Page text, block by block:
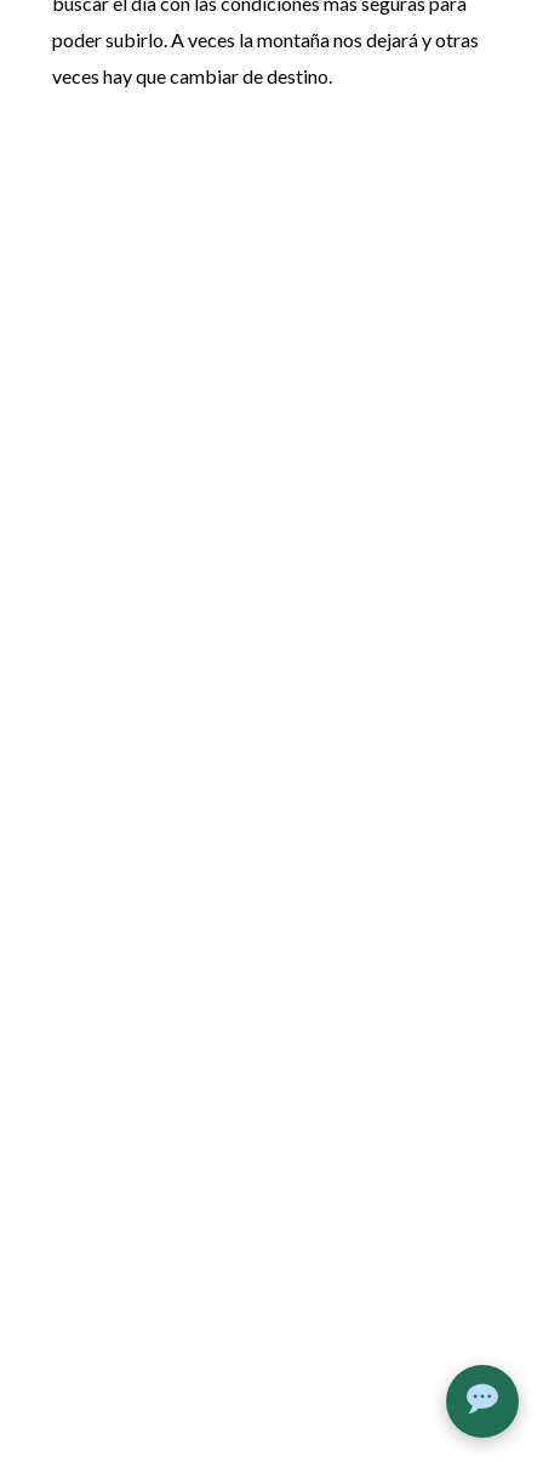
poder subirlo. A veces la montaña nos dejará y otras
veces hay que cambiar de destino.